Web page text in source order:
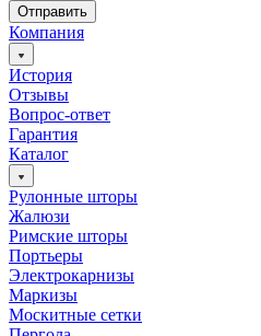
Отправить
Компания
История
Отзывы
Вопрос-ответ
Гарантия
Каталог
Рулонные шторы
Жалюзи
Римские шторы
Портьеры
Электрокарнизы
Маркизы
Москитные сетки